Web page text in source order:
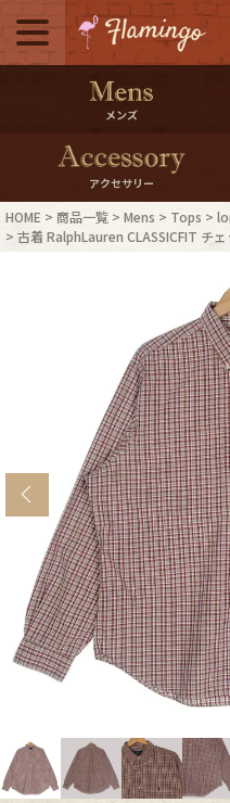
メニュー
500pt
10％
ログイン・会員登録
ご利用ガイド
店舗紹介
ブランドから探す
年代から探す
メンズ商品
Bottoms
メンズ
アクセサリー
HOME 商品一覧 Mens Tops
古着 RalphLauren CLASSICFIT チ